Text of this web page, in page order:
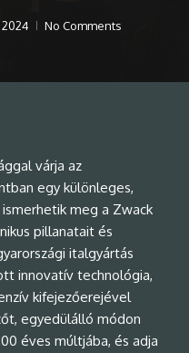
No Comments
várja az
egy különleges,
meg a Zwack
pillanatait és
italgyártás
innovatív technológia,
kifejezőerejével
egyedülálló módon
éves múltjába, és adja